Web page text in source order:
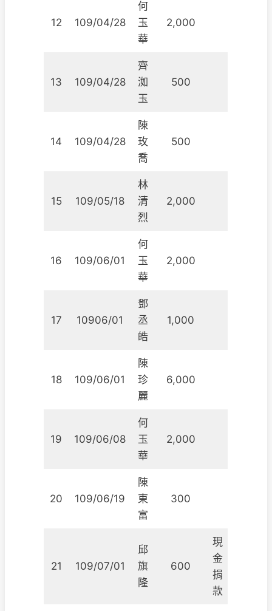
12 109/04/28
何
玉
華
2,000
13 109/04/28
齊
洳
玉
500
14 109/04/28
陳
玫
喬
500
15 109/05/18
林
清
烈
2,000
16 109/06/01
何
玉
華
2,000
17 10906/01
鄧
丞
皓
1,000
18 109/06/01
陳
珍
麗
6,000
19 109/06/08
何
玉
華
2,000
20 109/06/19
陳
東
富
300
21 109/07/01
邱
旗
隆
600
現
金
捐
款